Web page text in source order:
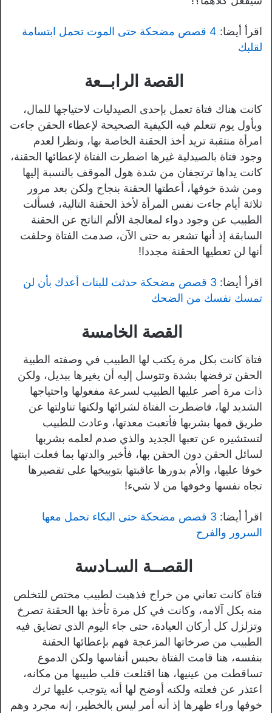
اقرأ أيضا:
4 قصص مضحكة حتى الموت تحمل ابتسامة
لقلبك
القصة الرابــعة
كانت هناك فتاة تعمل بإحدى الصيدليات لاحتياجها للمال،
وبأول يوم تتعلم فيه الكيفية الصحيحة لإعطاء الحقن جاءت
امرأة منتقبة تريد أخذ الحقنة الخاصة بها، ونظرا لعدم
وجود فتاة بالصيدلية غيرها اضطرت الفتاة لإعطائها الحقنة،
كانت يداها ترتجفان من شدة هول الموقف بالنسبة إليها
ومن شدة خوفها، أعطتها الحقنة بنجاح ولكن بعد مرور
ثلاثة أيام جاءت نفس المرأة لأخذ الحقنة التالية، فسألت
الطبيب عن وجود دواء لمعالجة الألم الناتج عن الحقنة
السابقة إذ أنها تشعر به حتى الآن، صدمت الفتاة وحلفت
أنها لن تعطيها الحقنة مجددا!
اقرأ أيضا:
3 قصص مضحكة حدثت للبنات أعدك بأن لن
تمسك نفسك من الضحك
القصة الخامسة
فتاة كانت بكل مرة يكتب لها الطبيب في وصفته الطبية
الحقن ترفضها بشدة وتتوسل إليه أن يغيرها ببديل، ولكن
ذات مرة أصر عليها الطبيب لسرعة مفعولها واحتياجها
الشديد لها، فاضطرت الفتاة لشرائها ولكنها تناولتها عن
طريق فمها بشربها فأتعبت معدتها، وعادت للطبيب
لتستشيره عن تعبها الجديد والذي صدم لعلمه بشربها
لسائل الحقن دون الحقن بها، فأخبر والدتها بما فعلت ابنتها
خوفا عليها، والأم بدورها عاقبتها بتوبيخها على تقصيرها
تجاه نفسها وخوفها من لا شيء!
اقرأ أيضا:
3 قصص مضحكة حتى البكاء تحمل معها
السرور والفرح
القصــة السـادسة
فتاة كانت تعاني من خراج فذهبت لطبيب مختص للتخلص
منه بكل آلامه، وكانت في كل مرة تأخذ بها الحقنة تصرخ
وتزلزل كل أركان العيادة، حتى جاء اليوم الذي تضايق فيه
الطبيب من صرخاتها المزعجة فهم بإعطائها الحقنة
بنفسه، هنا قامت الفتاة بحبس أنفاسها ولكن الدموع
تساقطت من عينيها، هنا اقتلعت قلب طبيبها من مكانه،
اعتذر عن فعلته ولكنه أوضح لها أنه يتوجب عليها ترك
خوفها وراء ظهرها إذ أنه أمر ليس بالخطير، إنه مجرد وهم